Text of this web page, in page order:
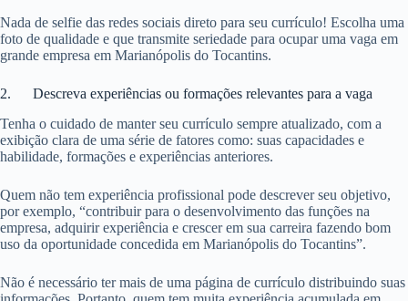
Nada de selfie das redes sociais direto para seu currículo! Escolha uma
foto de qualidade e que transmite seriedade para ocupar uma vaga em
grande empresa em Marianópolis do Tocantins.
2. Descreva experiências ou formações relevantes para a vaga
Tenha o cuidado de manter seu currículo sempre atualizado, com a
exibição clara de uma série de fatores como: suas capacidades e
habilidade, formações e experiências anteriores.
Quem não tem experiência profissional pode descrever seu objetivo,
por exemplo, “contribuir para o desenvolvimento das funções na
empresa, adquirir experiência e crescer em sua carreira fazendo bom
uso da oportunidade concedida em Marianópolis do Tocantins”.
Não é necessário ter mais de uma página de currículo distribuindo suas